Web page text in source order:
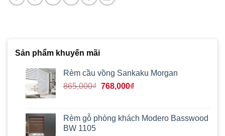
Sản phẩm khuyến mãi
Rèm cầu vồng Sankaku Morgan
865,000₫ Giá
865,000₫.
768,000₫Giá
là:
Rèm gỗ phòng khách Modero Basswood
BW 1105